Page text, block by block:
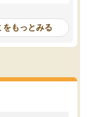
問できるのでとても助か
をもっとみる